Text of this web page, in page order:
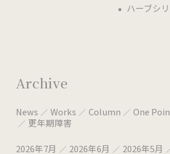
ハーブシ
Archive
News Works Column
One
更年期障害
2026年7月 2026年6月 2026年5月